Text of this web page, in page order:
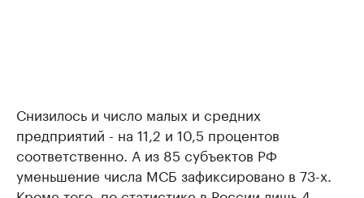
Снизилось и число малых и средних
предприятий - на 11,2 и 10,5 процентов
соответственно. А из 85 субъектов РФ
уменьшение числа МСБ зафиксировано в 73-х.